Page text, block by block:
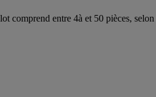
entre 4à et 50 pièces,